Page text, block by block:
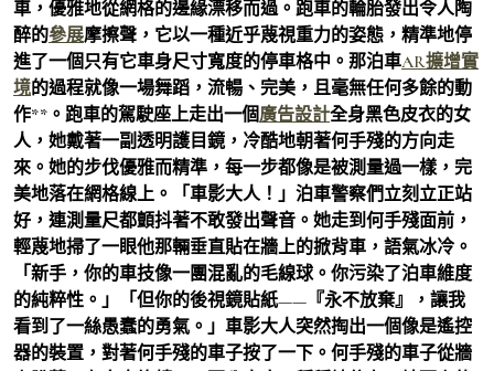
車，優雅地從網格的邊緣漂移而過。跑車的輪胎發出令人陶
醉的參展摩擦聲，它以一種近乎蔑視重力的姿態，精準地停
進了一個只有它車身尺寸寬度的停車格中。那泊車AR擴增實
境的過程就像一場舞蹈，流暢、完美，且毫無任何多餘的動
作**。跑車的駕駛座上走出一個廣告設計全身黑色皮衣的女
人，她戴著一副透明護目鏡，冷酷地朝著何手殘的方向走
來。她的步伐優雅而精準，每一步都像是被測量過一樣，完
美地落在網格線上。「車影大人！」泊車警察們立刻立正站
好，連測量尺都顫抖著不敢發出聲音。她走到何手殘面前，
輕蔑地掃了一眼他那輛垂直貼在牆上的掀背車，語氣冰冷。
「新手，你的車技像一團混亂的毛線球。你污染了泊車維度
的純粹性。」「但你的後視鏡貼紙——『永不放棄』，讓我
看到了一絲愚蠢的勇氣。」車影大人突然掏出一個像是遙控
器的裝置，對著何手殘的車子按了一下。何手殘的車子從牆